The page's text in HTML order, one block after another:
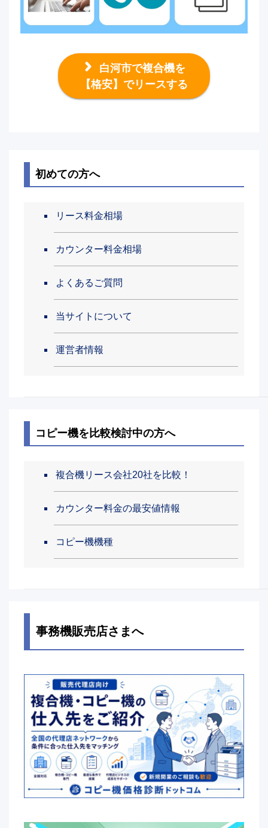
白河市で複合機を
【格安】でリースする
初めての方へ
リース料金相場
カウンター料金相場
よくあるご質問
当サイトについて
運営者情報
コピー機を比較検討中の方へ
複合機リース会社20社を比較！
カウンター料金の最安値情報
コピー機機種
事務機販売店さまへ